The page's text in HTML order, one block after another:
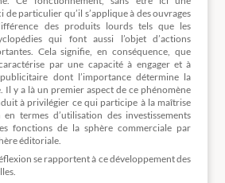
de particulier qu’il s’applique à des ouvrages
des produits lourds tels que les
qui font aussi l’objet d’actions
Cela signifie, en conséquence, que
par une capacité à engager et à
dont l’importance détermine la
Il y a là un premier aspect de ce phénomène
à privilégier ce qui participe à la maîtrise
termes d’utilisation des investissements
fonctions de la sphère commerciale par
éditoriale.
se rapportent à ce développement des